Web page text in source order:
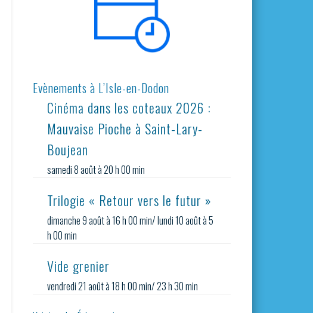
Evènements à L’Isle-en-Dodon
Cinéma dans les coteaux 2026 :
Mauvaise Pioche à Saint-Lary-
Boujean
samedi 8 août à 20 h 00 min
Trilogie « Retour vers le futur »
dimanche 9 août à 16 h 00 min/lundi 10 août à 5
h 00 min
Vide grenier
vendredi 21 août à 18 h 00 min/23 h 30 min